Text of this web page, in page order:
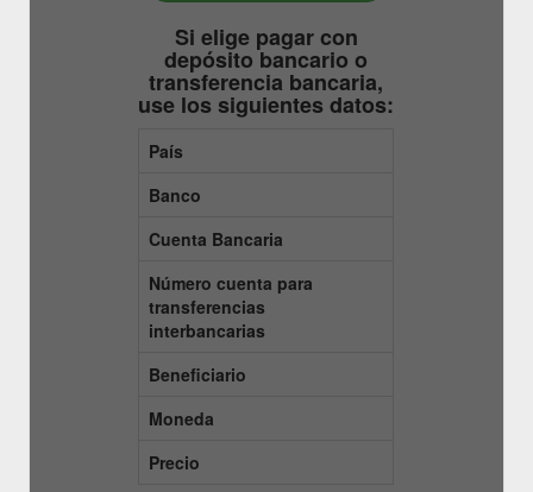
Si elige pagar con
depósito bancario o
transferencia bancaria,
use los siguientes datos:
País
Banco
Cuenta Bancaria
Número cuenta para
transferencias
interbancarias
Beneficiario
Moneda
Precio